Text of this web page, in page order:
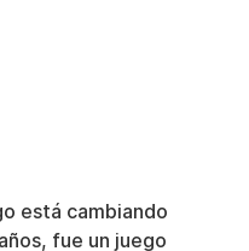
está cambiando
fue un juego